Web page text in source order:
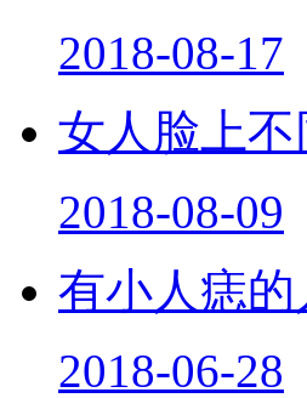
2018-08-17
女人脸上
2018-08-09
有小人痣
2018-06-28